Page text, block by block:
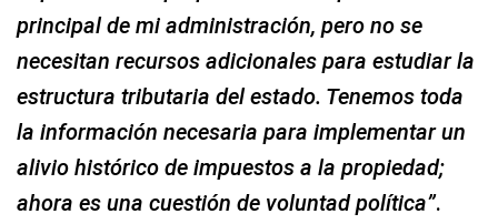
principal de mi administración, pero no se
necesitan recursos adicionales para estudiar la
estructura tributaria del estado. Tenemos toda
la información necesaria para implementar un
alivio histórico de impuestos a la propiedad;
ahora es una cuestión de voluntad política”.